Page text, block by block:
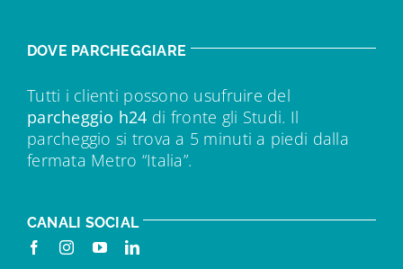
DOVE PARCHEGGIARE
Tutti i clienti possono usufruire del
parcheggio h24 di fronte gli Studi. Il
parcheggio si trova a 5 minuti a piedi dalla
fermata Metro “Italia”.
CANALI SOCIAL